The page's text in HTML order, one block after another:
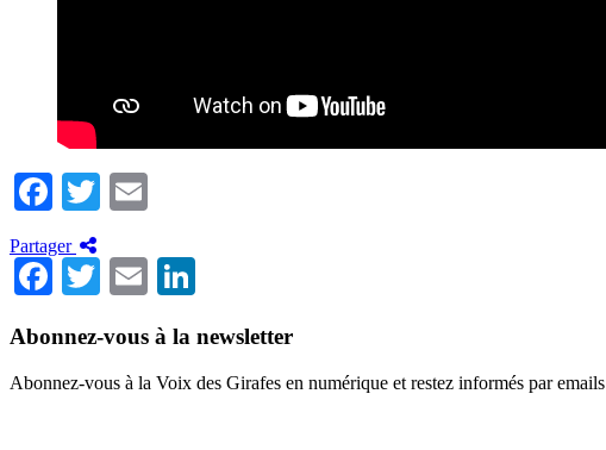
Facebook
Twitter
Partager
Facebook
TwitterEmail
Abonnez-vous à la newsletter
Abonnez-vous à la Voix des Girafes en numérique et restez informés par emails